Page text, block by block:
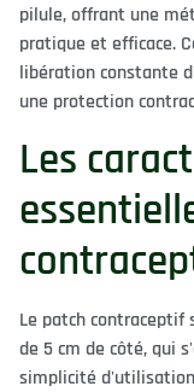
pilule, offrant une
pratique et efficace.
libération constante
une protection
Les
Le patch contraceptif
de 5 cm de côté, qui
simplicité